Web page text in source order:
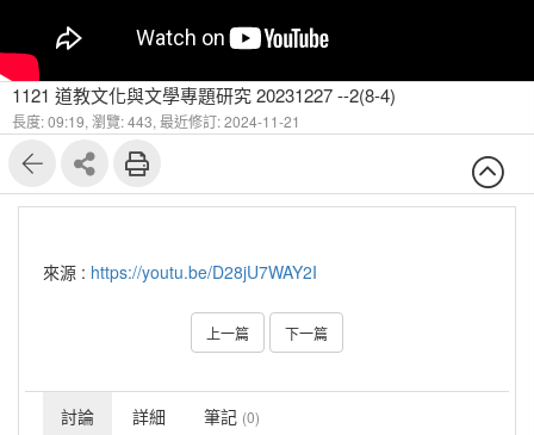
1121 道教文化與文學專題研究 20231227 --2(8-4)
長度: 09:19, 瀏覽: 443, 最近修訂: 2024-11-21
來源 : https://youtu.be/D28jU7WAY2I
上一篇 下一篇
討論 詳細 筆記 (0)